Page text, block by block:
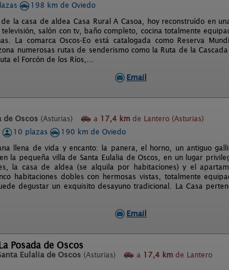
198 km de Oviedo
la casa de aldea Casa Rural A Casoa, hoy reconstruído en
salón con tv, baño completo, cocina totalmente
La comarca Oscos-Eo está catalogada como Reserva
numerosas rutas de senderismo como la Ruta de la
el Forcón de los Ríos,...
Email
de Oscos (Asturias) a 17,4 km de Lantero (Asturias)
10 plazas
190 km de Oviedo
llena de vida y encanto: la panera, el horno, un antiguo
la pequeña villa de Santa Eulalia de Oscos, en un lugar
la casa de aldea (se alquila por habitaciones) y el
habitaciones dobles con hermosas vistas, totalmente
degustar un exquisito desayuno tradicional. La Casa
Email
Posada de Oscos
Eulalia de Oscos (Asturias) a 17,4 km de Lantero